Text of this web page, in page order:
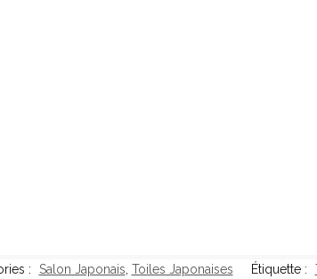
: Salon Japonais Toiles Japonaises Étiquette :